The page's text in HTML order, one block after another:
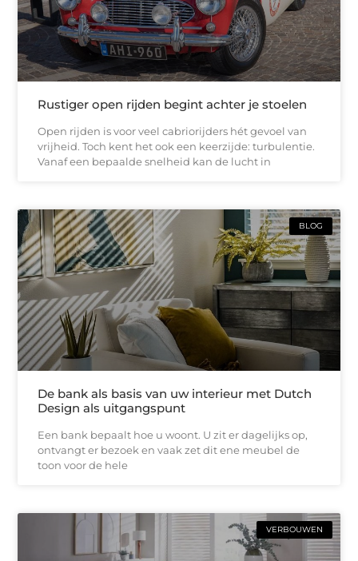
Rustiger open rijden begint achter je stoelen
Open rijden is voor veel cabriorijders hét gevoel van
vrijheid. Toch kent het ook een keerzijde: turbulentie.
Vanaf een bepaalde snelheid kan de lucht in
BLOG
De bank als basis van uw interieur met Dutch
Design als uitgangspunt
Een bank bepaalt hoe u woont. U zit er dagelijks op,
ontvangt er bezoek en vaak zet dit ene meubel de
toon voor de hele
VERBOUWEN